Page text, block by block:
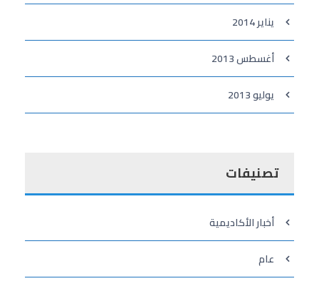
يناير 2014
أغسطس 2013
يوليو 2013
تصنيفات
أخبار الأكاديمية
عام